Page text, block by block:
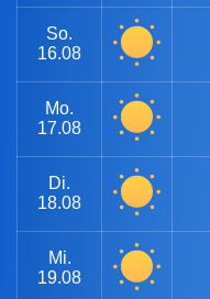
So.
16.08
Mo.
17.08
Di.
18.08
Mi.
19.08